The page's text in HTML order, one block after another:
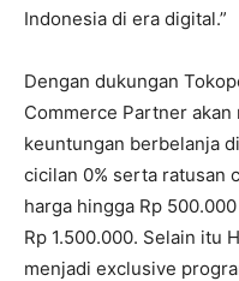
Indonesia di era digital.”
Dengan dukungan
Commerce Partner
keuntungan berbelanja
cicilan 0% serta ratusan
harga hingga Rp
Rp 1.500.000. Selain itu
menjadi exclusive